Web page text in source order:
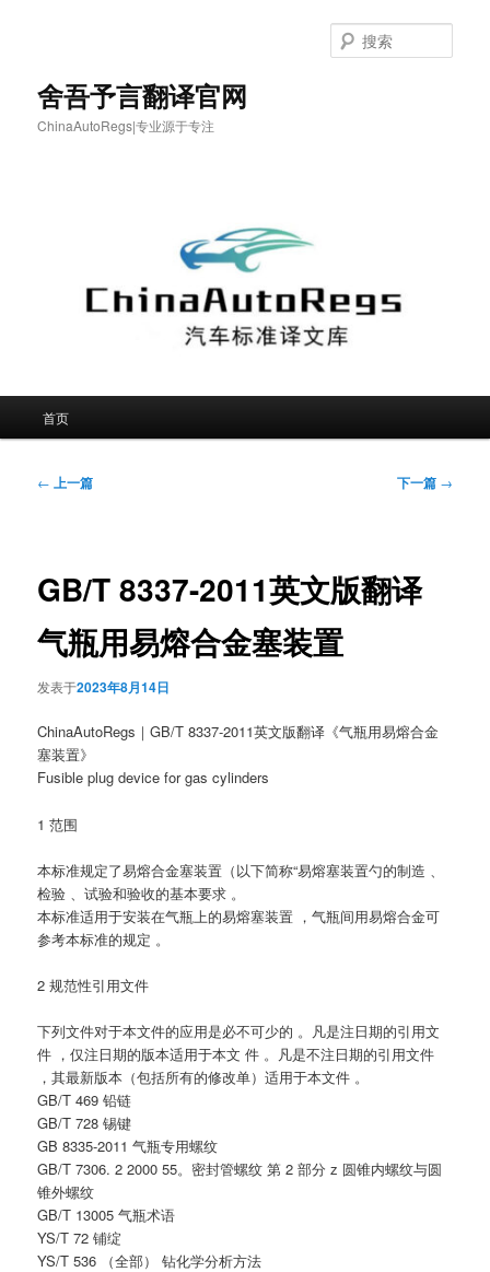
舍吾予言翻译官网
ChinaAutoRegs|专业源于专注
索
首页
文
← 上一篇 下一篇 →
GB/T 8337-2011英文版翻译
气瓶用易熔合金塞装置
发表于2023年8月14日
ChinaAutoRegs｜GB/T 8337-2011英文版翻译《气瓶用易熔合金
塞装置》
Fusible plug device for gas cylinders
1 范围
本标准规定了易熔合金塞装置（以下简称“易熔塞装置勺的制造 、
检验 、试验和验收的基本要求 。
本标准适用于安装在气瓶上的易熔塞装置 ，气瓶间用易熔合金可
参考本标准的规定 。
2 规范性引用文件
下列文件对于本文件的应用是必不可少的 。凡是注日期的引用文
件 ，仅注日期的版本适用于本文 件 。凡是不注日期的引用文件
，其最新版本（包括所有的修改单）适用于本文件 。
GB/T 469 铅链
GB/T 728 锡键
GB 8335-2011 气瓶专用螺纹
GB/T 7306. 2 2000 55。密封管螺纹 第 2 部分 z 圆锥内螺纹与圆
锥外螺纹
GB/T 13005 气瓶术语
YS/T 72 铺绽
YS/T 536 （全部） 钻化学分析方法